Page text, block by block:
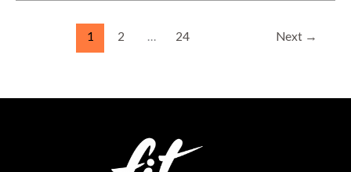
1 2 … 24 Next →